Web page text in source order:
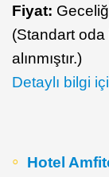
Fiyat:
(Standart
alınmıştır.)
Detaylı bilgi
Hotel